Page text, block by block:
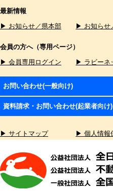
最新情報
▶ お知らせ／県本部
▶ お知らせ
会員の方へ（専用ページ）
▶ 会員専用ログイン
▶ ラビーネ
お問い合わせ(一般向け)
資料請求・お問い合わせ(起業者向け)
▶ サイトマップ ▶ 個人情報